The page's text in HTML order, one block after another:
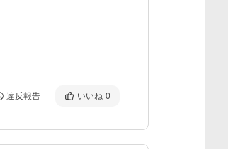
違反報告 いいね 0